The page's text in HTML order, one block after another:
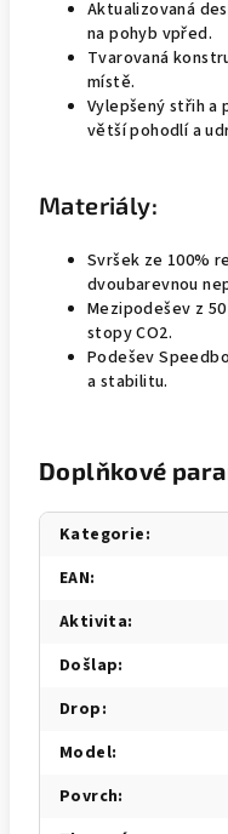
Aktualizovaná
na pohyb vpřed.
Tvarovaná
místě.
Vylepšený střih a
větší pohodlí a
Materiály:
Svršek ze 100%
dvoubarevnou
Mezipodešev z
stopy CO2.
Podešev
a stabilitu.
Doplňkové
Kategorie:
EAN:
Aktivita:
Došlap:
Drop:
Model:
Povrch: